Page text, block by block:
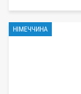
НІМЕЧЧИНА